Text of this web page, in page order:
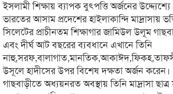
ইসলামী শিক্ষায় ব্যাপক বুৎপত্তি অর্জনের
ভারতের আসাম প্রদেশের হাইলাকান্দি মাদ্রাসায়
সিলেটের প্রাচীনতম শিক্ষাগার জামিউল উলূম
এবং দীর্ঘ আট বছরের ব্যবধানে এখানে তিনি
নাহু,সরফ,বালাগাত,মানতিক,আকাঈদ,
উসূলে হাদীসের উপর বিশেষ দক্ষতা অর্জন করেন।
গাছবাড়ীতে অধ্যয়নরত অবস্থায় তিনি মাদ্রাসা